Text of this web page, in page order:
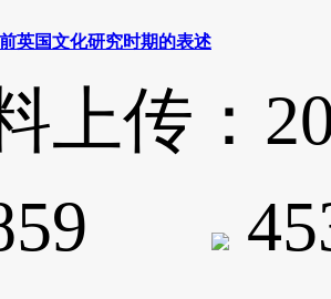
英国文化研究时期的表述
上传：